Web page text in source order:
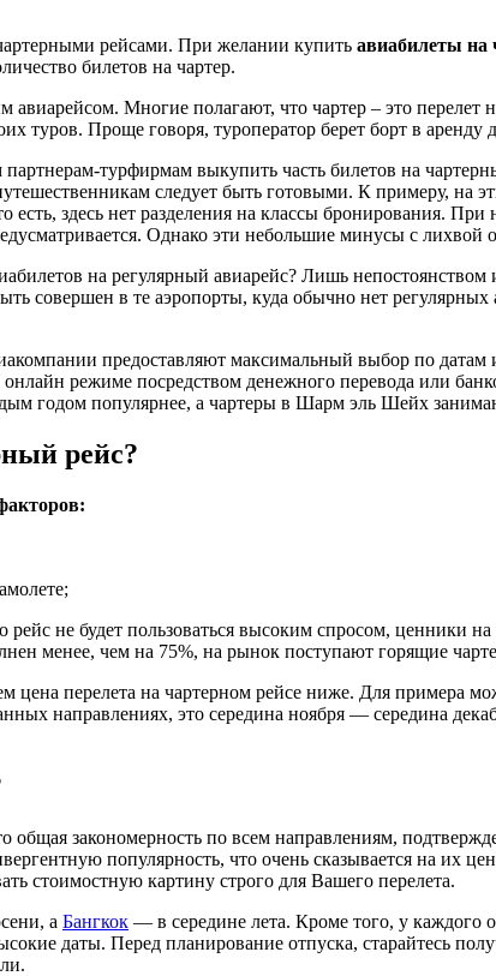
рейсами. При желании купить авиабилеты на
билетов на чартер.
Многие полагают, что чартер – это перелет
туров. Проще говоря, туроператор берет борт в аренду
турфирмам выкупить часть билетов на
следует быть готовыми. К примеру, на
здесь нет разделения на классы бронирования.
Однако эти небольшие минусы с лихвой
на регулярный авиарейс? Лишь
совершен в те аэропорты, куда обычно нет
предоставляют максимальный выбор по
режиме посредством денежного перевода или
годом популярнее, а чартеры в Шарм эль Шейх
рейс?
не будет пользоваться высоким спросом, ценники
менее, чем на 75%, на рынок поступают горящие
перелета на чартерном рейсе ниже. Для примера
направлениях, это середина ноября — середина
закономерность по всем направлениям,
популярность, что очень сказывается на их
стоимостную картину строго для Вашего перелета.
а Бангкок — в середине лета. Кроме того, у каждого
даты. Перед планирование отпуска, старайтесь